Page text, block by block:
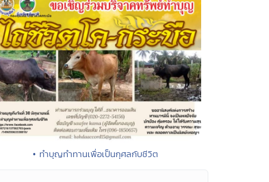
• ทำบุญทำทานเพื่อเป็นกุศลกับชีวิต